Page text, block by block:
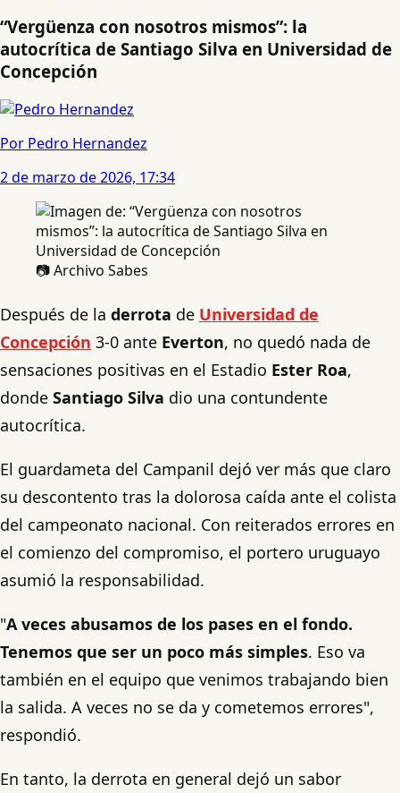
“Vergüenza con nosotros mismos”: la
autocrítica de Santiago Silva en Universidad de
Concepción
Por Pedro Hernandez
2 de marzo de 2026, 17:34
📷 Archivo Sabes
Después de la derrota de Universidad de
Concepción 3-0 ante Everton, no quedó nada de
sensaciones positivas en el Estadio Ester Roa,
donde Santiago Silva dio una contundente
autocrítica.
El guardameta del Campanil dejó ver más que claro
su descontento tras la dolorosa caída ante el colista
del campeonato nacional. Con reiterados errores en
el comienzo del compromiso, el portero uruguayo
asumió la responsabilidad.
"A veces abusamos de los pases en el fondo.
Tenemos que ser un poco más simples. Eso va
también en el equipo que venimos trabajando bien
la salida. A veces no se da y cometemos errores",
respondió.
En tanto, la derrota en general dejó un sabor